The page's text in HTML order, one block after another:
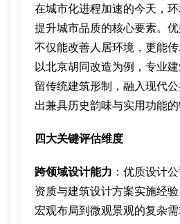
在城市化进程加速的今天，
提升城市品质的核心要素。
不仅能改善人居环境，更能传
以北京胡同改造为例，专业
留传统建筑形制，融入现代
出兼具历史韵味与实用功能的
四大关键评估维度
跨领域设计能力 ：优质设计
资质与建筑设计方案实施经
宏观布局到微观景观的复杂需